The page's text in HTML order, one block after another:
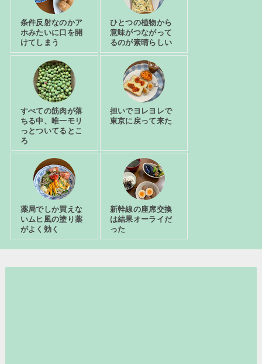
条件反射なのかア
ホみたいに口を開
けてしまう
ひとつの植物から
意味がつながって
るのが素晴らしい
すべての筋肉が落
ちる中、唯一モリ
っとついてるとこ
ろ
担いでヨレヨレで
東京に戻って来た
薬局でしか買えな
いムヒ風の塗り薬
がよく効く
新幹線の座席交換
は結果オーライだ
った